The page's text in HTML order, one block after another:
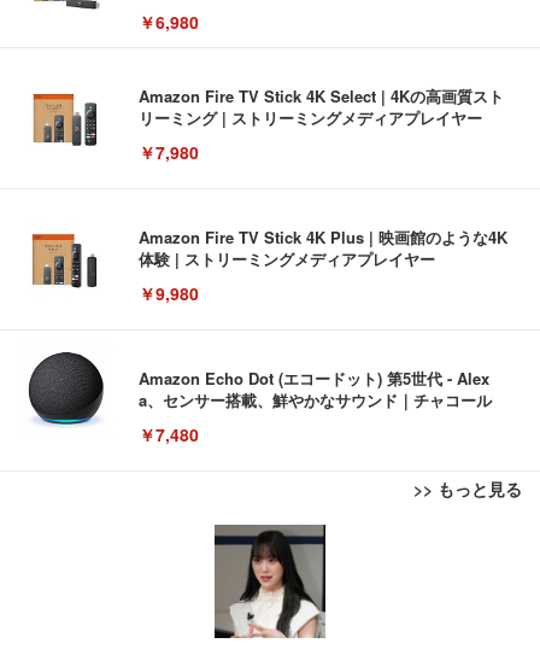
￥6,980
Amazon Fire TV Stick 4K Select | 4Kの高画質スト
リーミング | ストリーミングメディアプレイヤー
￥7,980
Amazon Fire TV Stick 4K Plus | 映画館のような4K
体験 | ストリーミングメディアプレイヤー
￥9,980
Amazon Echo Dot (エコードット) 第5世代 - Alex
a、センサー搭載、鮮やかなサウンド｜チャコール
￥7,480
>> もっと見る
[EdoErgo] オフィスチェア 椅子 テレワーク 疲れな
い 跳ね上げ式アームレスト コンパクト 約105度ロッ
キング pc 事務椅子 360度回転 座面昇降 強化ナイロ
ン樹脂ベース 通気性メッシュ 在宅ワーク H-WY01
(黒網+黒枠+黒足)
EIZO ビジネス向けプレミアムモニター | FlexScan
EV3240X-WT | 31.5型4K UHD・USB Type-C・ホワ
Amazonベーシック ペットシーツ 薄型 レギュラー 1
回使い捨て 無香料 ホワイト 300枚